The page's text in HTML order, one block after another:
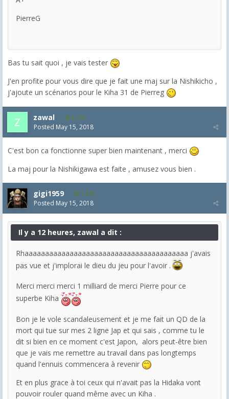
PierreG
Bas tu sait quoi , je vais tester
J'en profite pour vous dire que je fait une maj sur la Nishikicho ,
j'ajoute un scénarios pour le Kiha 31 de Pierreg
zawal 3,318
Posted May 15, 2018
C'est bon ca fonctionne super bien maintenant , merci
La maj pour la Nishikigawa est faite , amusez vous bien .
gigi1959 1,248
Posted May 15, 2018
Il y a 12 heures, zawal a dit :
Rhaaaaaaaaaaaaaaaaaaaaaaaaaaaaaaaaaaaaaaaa j'avais
pas vue et j'implorai le dieu du jeu pour l'avoir .
Merci merci merci 1 milliard de merci Pierre pour ce
superbe Kiha
Bon je le vole scandaleusement et je me fait un QD de la
mort qui tue sur mes 2 ligne Jap et qui sais , comme tu le
dit si bien en ce moment c'est Japon, alors peut-être bien
que je vais me remettre au travail dans pas longtemps
quand l'ennuis commencera à revenir
Et en plus grace à toi ceux qui n'avait pas la Hidaka vont
pouvoir rouler quand même avec un Kiha .